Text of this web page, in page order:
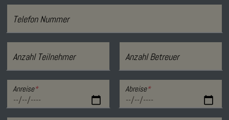
Telefon Nummer
Anzahl Teilnehmer Anzahl Betreuer
Anreise* Abreise*